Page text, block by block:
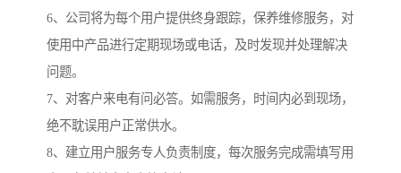
6、公司将为每个用户提供终身跟踪，保养维修服务，对
使用中产品进行定期现场或电话，及时发现并处理解决
问题。
7、对客户来电有问必答。如需服务，时间内必到现场，
绝不耽误用户正常供水。
8、建立用户服务专人负责制度，每次服务完成需填写用